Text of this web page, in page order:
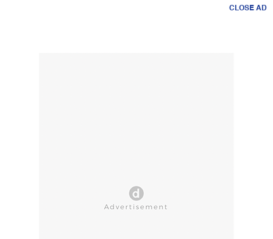
CLOSE AD